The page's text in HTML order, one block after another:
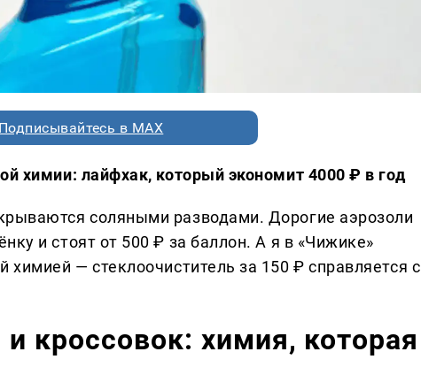
Подписывайтесь в MAX
химии: лайфхак, который экономит 4000 ₽ в год
соляными разводами. Дорогие аэрозоли
и стоят от 500 ₽ за баллон. А я в «Чижике»
— стеклоочиститель за 150 ₽ справляется с
кроссовок: химия, которая